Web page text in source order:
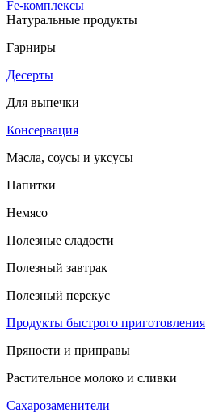
Fe-комплексы
Натуральные продукты
Гарниры
Десерты
Для выпечки
Консервация
Масла, соусы и уксусы
Напитки
Немясо
Полезные сладости
Полезный завтрак
Полезный перекус
Продукты быстрого приготовления
Пряности и приправы
Растительное молоко и сливки
Сахарозаменители